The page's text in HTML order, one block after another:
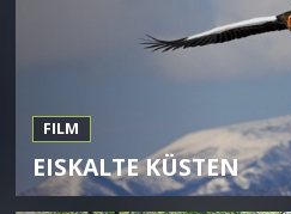
FILM
EISKALTE KÜSTEN